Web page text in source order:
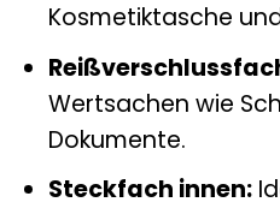
Kosmetiktasche
Wertsachen wie
Dokumente.
Steckfach innen: